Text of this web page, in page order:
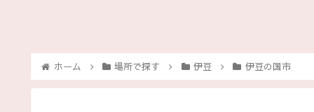
ホーム 場所で探す 伊豆 伊豆の国市